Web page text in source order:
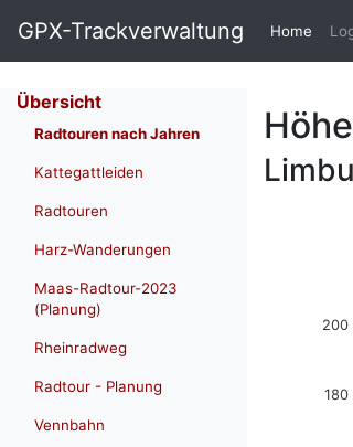
GPX-Trackverwaltung Home
Übersicht
Radtouren nach Jahren
Kattegattleiden
Radtouren
Harz-Wanderungen
Maas-Radtour-2023
(Planung)
Rheinradweg
Radtour - Planung
Vennbahn
180
200